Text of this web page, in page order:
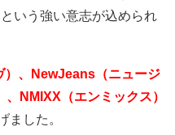
いう強い意志が込められ
、NewJeans（ニュージ
NMIXX（エンミックス）
ました。